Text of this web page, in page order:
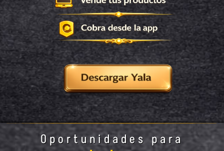
Oportunidades para